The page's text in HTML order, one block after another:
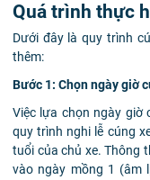
Quá trình thực
Dưới đây là quy trình
thêm:
Bước 1: Chọn ngày giờ
Việc lựa chọn ngày giờ
quy trình nghi lễ cúng
tuổi của chủ xe. Thông
vào ngày mồng 1 (âm